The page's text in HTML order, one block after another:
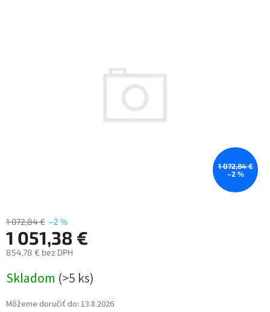
1 072,84 €
–2 %
1 072,84 € –2 %
1 051,38 €
854,78 € bez DPH
cena:
Skladom (>5 ks)
Môžeme doručiť do: 13.8.2026